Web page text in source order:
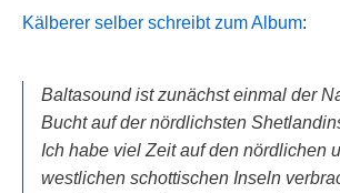
Kälberer selber schreibt zum Album:
Baltasound ist zunächst einmal der
Bucht auf der nördlichsten
Ich habe viel Zeit auf den nördlichen
westlichen schottischen Inseln